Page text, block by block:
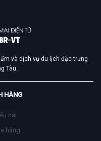
và dịch vụ du lịch đặc trưng
Tàu.
HÀNG
nai
hàng